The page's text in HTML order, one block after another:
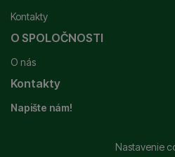
Kontakty
Sledovanie vašej zásielky
Ako reklamovať / vrátiť tovar
Obchodné podmienky
Odstúpenie od zmluvy
O SPOLOČNOSTI
O nás
Prečo nakupovať u nás?
Garancia najnižšej ceny
Kontakty
Napište nám!
Nastavenie